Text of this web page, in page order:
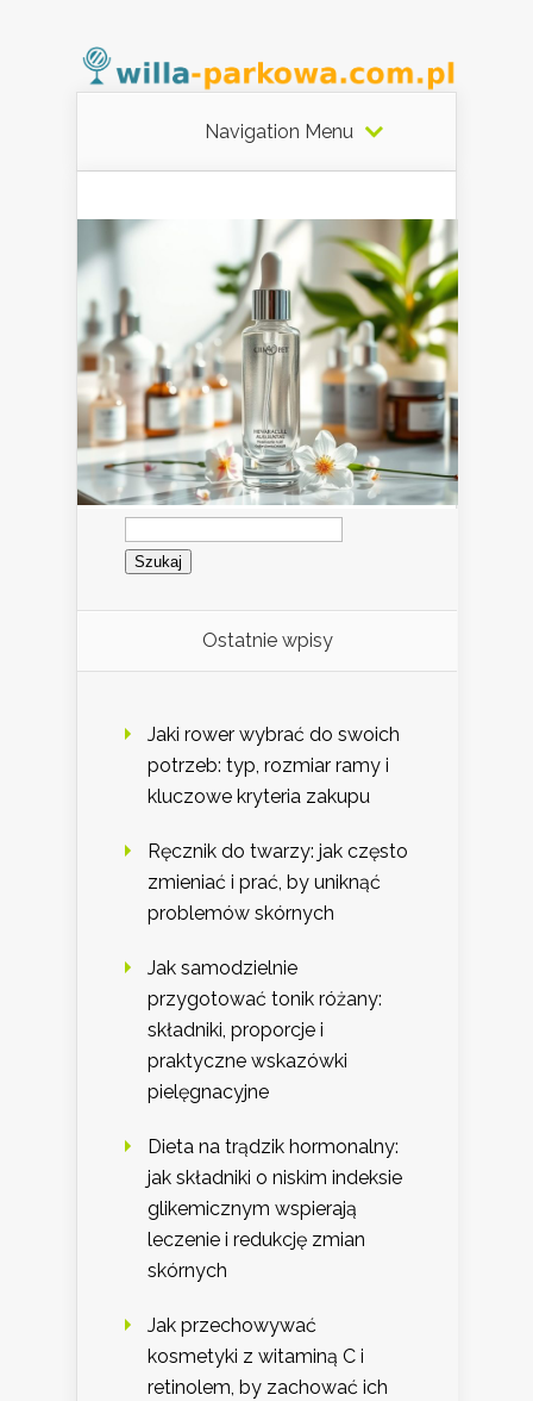
Navigation Menu
Szukaj:
Ostatnie wpisy
Jaki rower wybrać do swoich
potrzeb: typ, rozmiar ramy i
kluczowe kryteria zakupu
Ręcznik do twarzy: jak często
zmieniać i prać, by uniknąć
problemów skórnych
Jak samodzielnie
przygotować tonik różany:
składniki, proporcje i
praktyczne wskazówki
pielęgnacyjne
Dieta na trądzik hormonalny:
jak składniki o niskim indeksie
glikemicznym wspierają
leczenie i redukcję zmian
skórnych
Jak przechowywać
kosmetyki z witaminą C i
retinolem, by zachować ich